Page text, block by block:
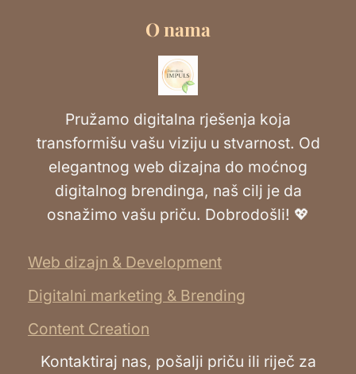
O nama
Pružamo digitalna rješenja koja
transformišu vašu viziju u stvarnost. Od
elegantnog web dizajna do moćnog
digitalnog brendinga, naš cilj je da
osnažimo vašu priču. Dobrodošli! 💖
Web dizajn & Development
Digitalni marketing & Brending
Content Creation
Kontaktiraj nas, pošalji priču ili riječ za